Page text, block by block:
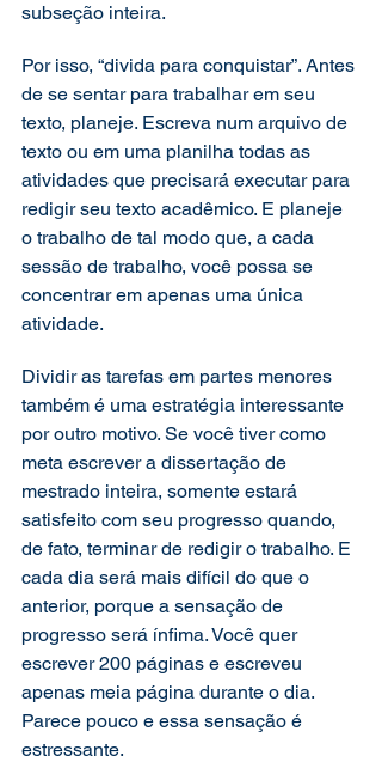
subseção inteira.
Por isso, “divida para conquistar”. Antes
de se sentar para trabalhar em seu
texto, planeje. Escreva num arquivo de
texto ou em uma planilha todas as
atividades que precisará executar para
redigir seu texto acadêmico. E planeje
o trabalho de tal modo que, a cada
sessão de trabalho, você possa se
concentrar em apenas uma única
atividade.
Dividir as tarefas em partes menores
também é uma estratégia interessante
por outro motivo. Se você tiver como
meta escrever a dissertação de
mestrado inteira, somente estará
satisfeito com seu progresso quando,
de fato, terminar de redigir o trabalho. E
cada dia será mais difícil do que o
anterior, porque a sensação de
progresso será ínfima. Você quer
escrever 200 páginas e escreveu
apenas meia página durante o dia.
Parece pouco e essa sensação é
estressante.